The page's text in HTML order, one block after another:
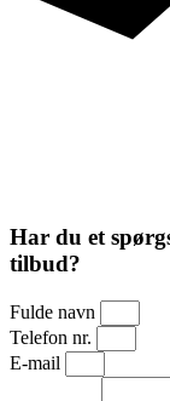
Har du et
tilbud?
Fulde navn
Telefon nr.
E-mail